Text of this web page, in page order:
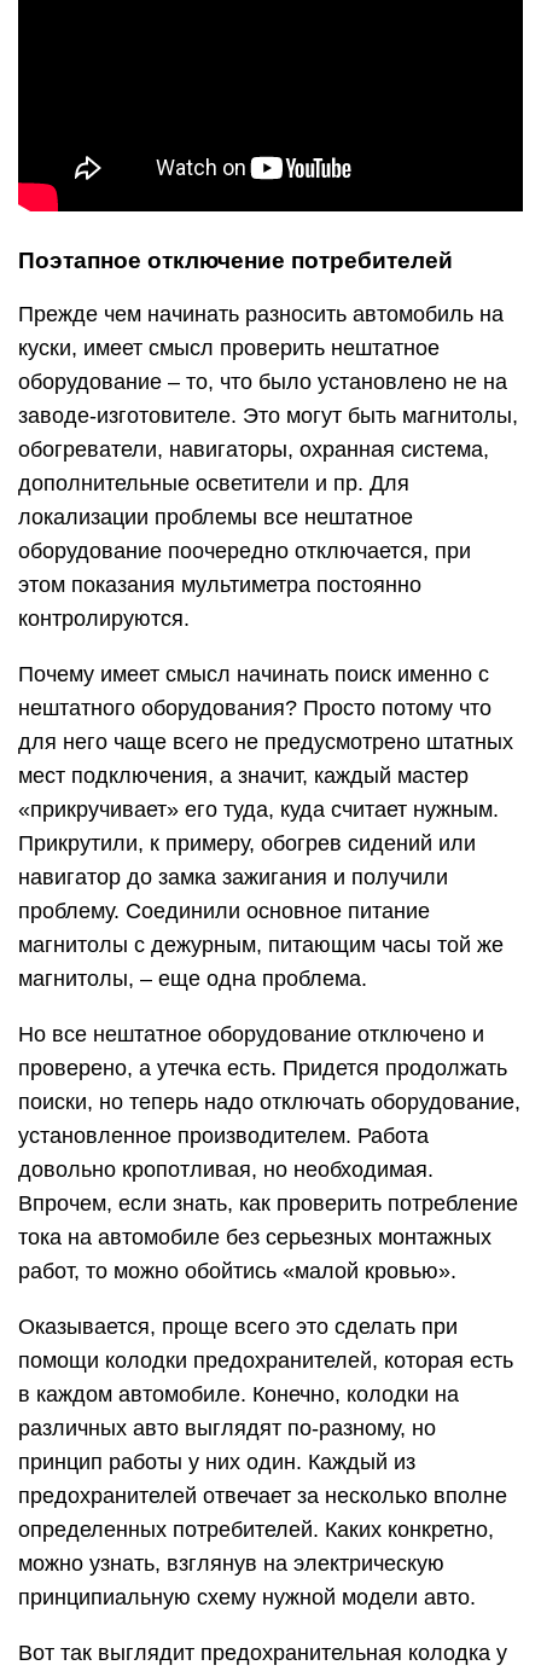
Поэтапное отключение потребителей
Прежде чем начинать разносить автомобиль на
куски, имеет смысл проверить нештатное
оборудование – то, что было установлено не на
заводе-изготовителе. Это могут быть магнитолы,
обогреватели, навигаторы, охранная система,
дополнительные осветители и пр. Для
локализации проблемы все нештатное
оборудование поочередно отключается, при
этом показания мультиметра постоянно
контролируются.
Почему имеет смысл начинать поиск именно с
нештатного оборудования? Просто потому что
для него чаще всего не предусмотрено штатных
мест подключения, а значит, каждый мастер
«прикручивает» его туда, куда считает нужным.
Прикрутили, к примеру, обогрев сидений или
навигатор до замка зажигания и получили
проблему. Соединили основное питание
магнитолы с дежурным, питающим часы той же
магнитолы, – еще одна проблема.
Но все нештатное оборудование отключено и
проверено, а утечка есть. Придется продолжать
поиски, но теперь надо отключать оборудование,
установленное производителем. Работа
довольно кропотливая, но необходимая.
Впрочем, если знать, как проверить потребление
тока на автомобиле без серьезных монтажных
работ, то можно обойтись «малой кровью».
Оказывается, проще всего это сделать при
помощи колодки предохранителей, которая есть
в каждом автомобиле. Конечно, колодки на
различных авто выглядят по-разному, но
принцип работы у них один. Каждый из
предохранителей отвечает за несколько вполне
определенных потребителей. Каких конкретно,
можно узнать, взглянув на электрическую
принципиальную схему нужной модели авто.
Вот так выглядит предохранительная колодка у